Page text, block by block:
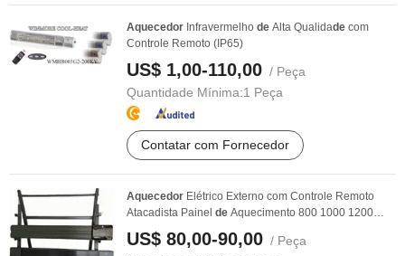
Aquecedor Infravermelho de Alta Qualidade com
Controle Remoto (IP65)
US$ 1,00-110,00 / Peça
Quantidade Mínima:1 Peça
Contatar com Fornecedor
Aquecedor Elétrico Externo com Controle Remoto
Atacadista Painel de Aquecimento 800 1000 1200
2000W
US$ 80,00-90,00 / Peça